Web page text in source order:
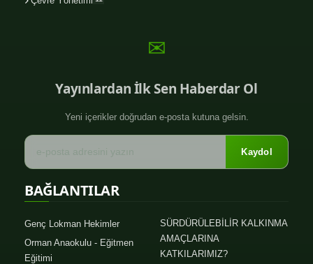
✉
Yayınlardan İlk Sen Haberdar Ol
Yeni içerikler doğrudan e-posta kutuna gelsin.
Kaydol
BAĞLANTILAR
Genç Lokman Hekimler
SÜRDÜRÜLEBİLİR KALKINMA
AMAÇLARINA
KATKILARIMIZ?
Orman Anaokulu - Eğitmen
Eğitimi